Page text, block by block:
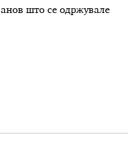
што се одржувале